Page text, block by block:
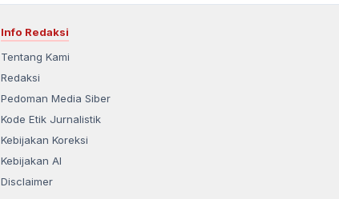
Info Redaksi
Tentang Kami
Redaksi
Pedoman Media Siber
Kode Etik Jurnalistik
Kebijakan Koreksi
Kebijakan AI
Disclaimer